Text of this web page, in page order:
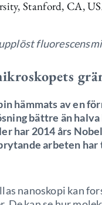
Stanford, CA,
hämmats av en
bättre än
har 2014 års
arbeten
nanoskopi kan